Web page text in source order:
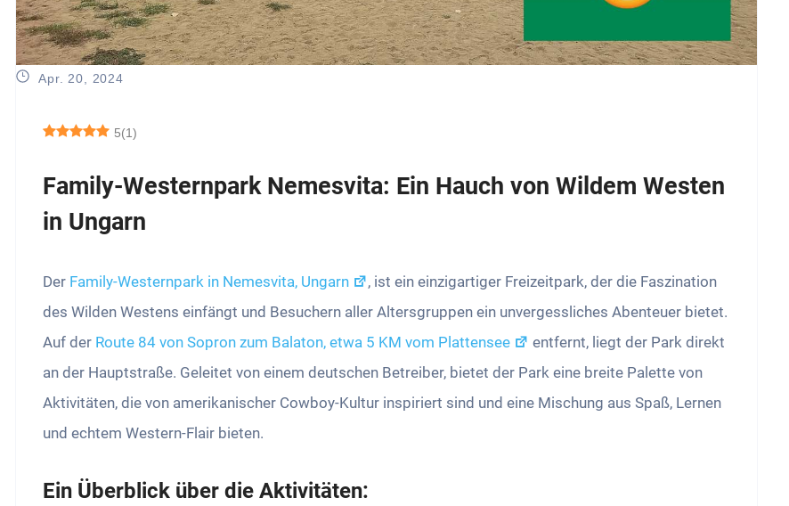
Apr. 20, 2024
5(1)
Family-Westernpark Nemesvita: Ein Hauch von Wildem Westen
in Ungarn
Der Family-Westernpark in Nemesvita, Ungarn
, ist ein einzigartiger Freizeitpark, der die Faszination
des Wilden Westens einfängt und Besuchern aller Altersgruppen ein unvergessliches Abenteuer bietet.
Auf der Route 84 von Sopron zum Balaton, etwa 5 KM vom Plattensee
entfernt, liegt der Park direkt
an der Hauptstraße. Geleitet von einem deutschen Betreiber, bietet der Park eine breite Palette von
Aktivitäten, die von amerikanischer Cowboy-Kultur inspiriert sind und eine Mischung aus Spaß, Lernen
und echtem Western-Flair bieten.
Ein Überblick über die Aktivitäten: